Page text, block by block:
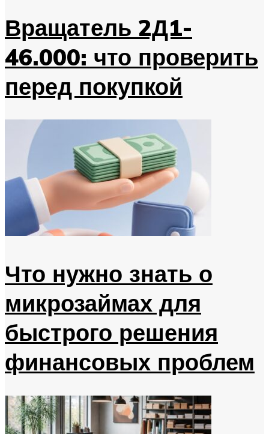
Вращатель 2Д1-
46.000: что проверить
перед покупкой
Что нужно знать о
микрозаймах для
быстрого решения
финансовых проблем